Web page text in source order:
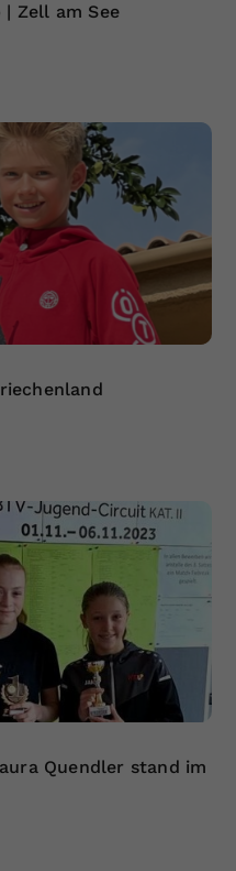
| Zell am See
Quendler stand im